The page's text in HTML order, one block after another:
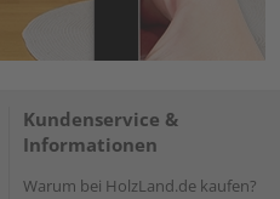
Kundenservice &
Informationen
Warum bei HolzLand.de kaufen?